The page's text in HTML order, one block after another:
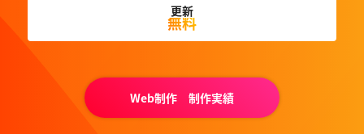
更新
無料
Web制作 制作実績